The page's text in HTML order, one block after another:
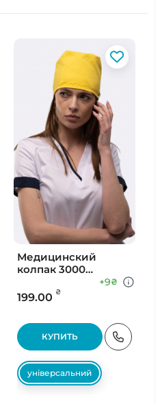
Медицинский
колпак 3000
199.00 ₴
+9₴
КУПИТЬ
універсальний